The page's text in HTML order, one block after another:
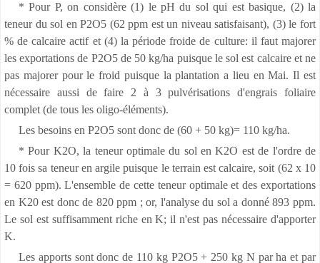
* Pour P, on considère (1) le pH du sol qui est basique, (2) la
teneur du sol en P2O5 (62 ppm est un niveau satisfaisant), (3) le fort
% de calcaire actif et (4) la période froide de culture: il faut majorer
les exportations de P2O5 de 50 kg/ha puisque le sol est calcaire et ne
pas majorer pour le froid puisque la plantation a lieu en Mai. Il est
nécessaire aussi de faire 2 à 3 pulvérisations d'engrais foliaire
complet (de tous les oligo-éléments).
Les besoins en P2O5 sont donc de (60 + 50 kg)= 110 kg/ha.
* Pour K2O, la teneur optimale du sol en K2O est de l'ordre de
10 fois sa teneur en argile puisque le terrain est calcaire, soit (62 x 10
= 620 ppm). L'ensemble de cette teneur optimale et des exportations
en K20 est donc de 820 ppm ; or, l'analyse du sol a donné 893 ppm.
Le sol est suffisamment riche en K; il n'est pas nécessaire d'apporter
K.
Les apports sont donc de 110 kg P2O5 + 250 kg N par ha et par